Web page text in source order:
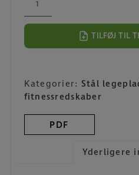
antal
TILFØJ TIL
Kategorier: Stål
fitnessredskaber
PDF
Yderligere